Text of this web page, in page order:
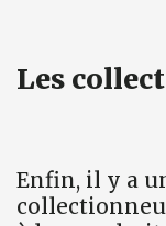
Les
Enfin, il y a